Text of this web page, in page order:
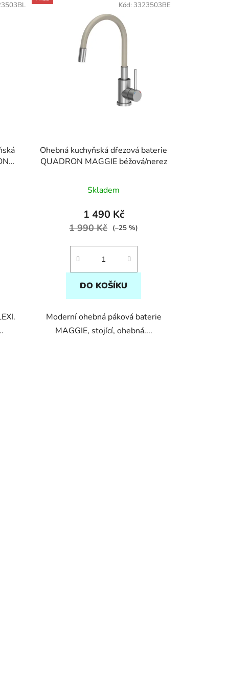
Ohebná kuchyňská dřezová baterie
QUADRON MAGGIE béžová/nerez
Skladem
1 490 Kč
1 990 Kč (–25 %)
DO KOŠÍKU
Moderní ohebná páková baterie
MAGGIE, stojící, ohebná....
Kód: 3323503BE